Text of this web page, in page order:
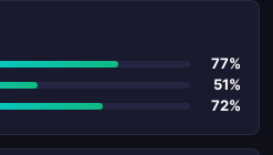
77%
51%
72%